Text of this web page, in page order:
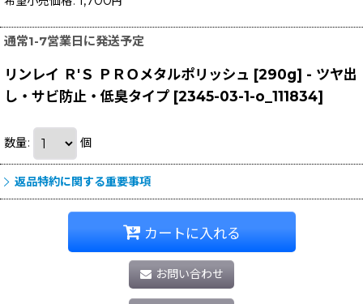
通常1-7営業日に発送予定
リンレイ Ｒ'Ｓ ＰＲＯメタルポリッシュ [290g] - ツヤ出
し・サビ防止・低臭タイプ [2345-03-1-o_111834]
数量: 個
返品特約に関する重要事項
カートに入れる
お問い合わせ